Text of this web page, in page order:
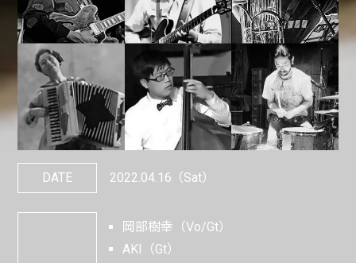
DATE 2022.04.16 （Sat）
岡部樹幸（Vo/Gt）
AKI（Gt）